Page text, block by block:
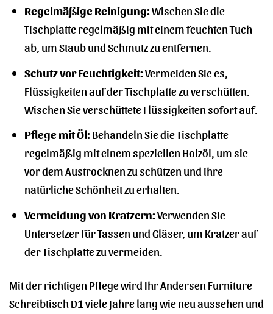
Regelmäßige Reinigung:Wischen Sie die
Tischplatte regelmäßig mit einem feuchten Tuch
ab, um Staub und Schmutz zu entfernen.
Schutz vor Feuchtigkeit:Vermeiden Sie es,
Flüssigkeiten auf der Tischplatte zu verschütten.
Wischen Sie verschüttete Flüssigkeiten sofort auf.
Pflege mit Öl:Behandeln Sie die Tischplatte
regelmäßig mit einem speziellen Holzöl, um sie
vor dem Austrocknen zu schützen und ihre
natürliche Schönheit zu erhalten.
Vermeidung von Kratzern:Verwenden Sie
Untersetzer für Tassen und Gläser, um Kratzer auf
der Tischplatte zu vermeiden.
Mit der richtigen Pflege wird Ihr Andersen Furniture
Schreibtisch D1 viele Jahre lang wie neu aussehen und